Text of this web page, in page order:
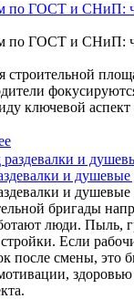
по ГОСТ и СНиП:
по ГОСТ и СНиП:
строительной
ключевой
и душевые
и душевые
бригады
люди. Пыль,
Если
после смены, это
здоровью